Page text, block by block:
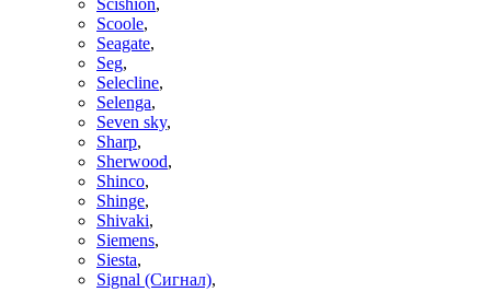
Scoole,
Seagate,
Seg,
Selecline,
Selenga,
Seven sky,
Sharp,
Sherwood,
Shinco,
Shinge,
Shivaki,
Siemens,
Siesta,
Signal (Сигнал),